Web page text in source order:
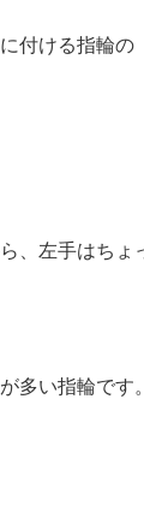
付ける指輪の
、左手はちょ
多い指輪です。